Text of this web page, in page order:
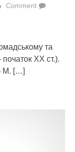
Comment
та
початок ХХ ст.).
М. […]